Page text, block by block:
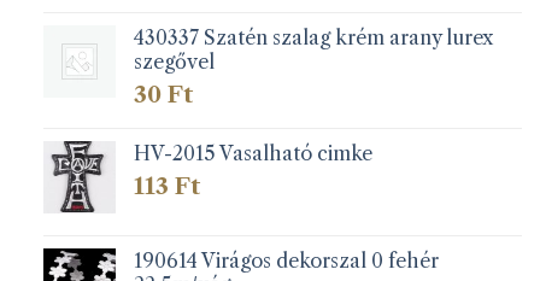
42 Ft
430337 Szatén szalag krém arany lurex
szegővel
30 Ft
HV-2015 Vasalható cimke
113 Ft
190614 Virágos dekorszal 0 fehér